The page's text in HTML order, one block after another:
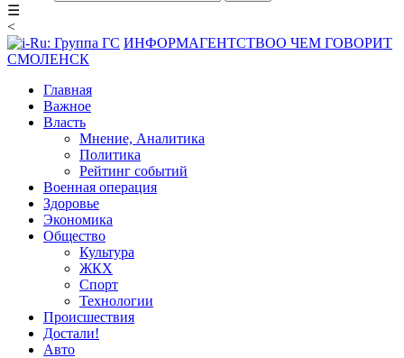
☰
<
ИНФОРМАГЕНТСТВОО ЧЕМ ГОВОРИТ
СМОЛЕНСК
Главная
Важное
Власть
Мнение, Аналитика
Политика
Рейтинг событий
Военная операция
Здоровье
Экономика
Общество
Культура
ЖКХ
Спорт
Технологии
Происшествия
Достали!
Авто